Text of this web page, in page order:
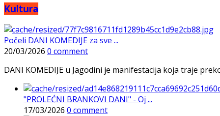
Kultura
Počeli DANI KOMEDIJE za sve ...
20/03/2026 0 comment
DANI KOMEDIJE u Jagodini je manifestacija koja traje
"PROLEĆNI BRANKOVI DANI" - Oj ...
17/03/2026 0 comment